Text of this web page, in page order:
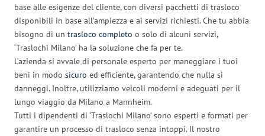
base alle esigenze del cliente, con diversi pacchetti di trasloco
disponibili in base all’ampiezza e ai servizi richiesti. Che tu abbia
bisogno di un trasloco completo o solo di alcuni servizi,
‘Traslochi Milano’ ha la soluzione che fa per te.
L’azienda si avvale di personale esperto per maneggiare i tuoi
beni in modo sicuro ed efficiente, garantendo che nulla si
danneggi. Inoltre, utilizziamo veicoli moderni e adeguati per il
lungo viaggio da Milano a Mannheim.
Tutti i dipendenti di ‘Traslochi Milano’ sono esperti e formati per
garantire un processo di trasloco senza intoppi. Il nostro